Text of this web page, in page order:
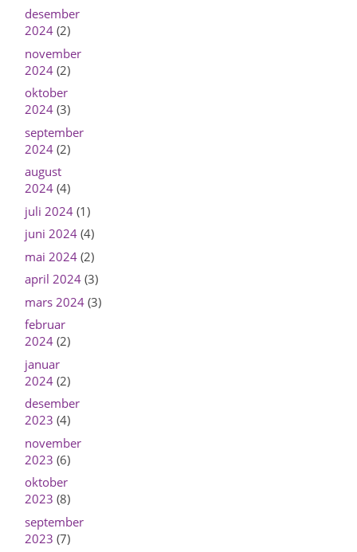
desember
2024(2)
november
2024(2)
oktober
2024(3)
september
2024(2)
august
2024(4)
juli 2024(1)
juni 2024(4)
mai 2024(2)
april 2024(3)
mars 2024(3)
februar
2024(2)
januar
2024(2)
desember
2023 (4)
november
2023 (6)
oktober
2023 (8)
september
2023 (7)